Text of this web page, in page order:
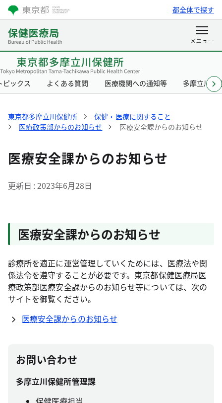
都全体で探す
ピックス よくある質問 医療機関への通知等 多摩立川保
東京都多摩立川保健所
保健・医療に関すること
医療政策部からのお知らせ
医療安全課からのお知らせ
医療安全課からのお知らせ
更新日 2023年6月28日
医療安全課からのお知らせ
診療所を適正に運営管理していくためには、医療法や関
係法令を遵守することが必要です。東京都保健医療局医
療政策部医療安全課からのお知らせ等については、次の
サイトを御覧ください。
医療安全課からのお知らせ
お問い合わせ
多摩立川保健所管理課